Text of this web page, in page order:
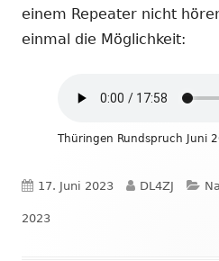
einem Repeater nicht
einmal die Möglichkeit:
Thüringen Rundspruch Juni
Veröffentlicht
am
17. Juni 2023 Autor
DL4ZJ
2023